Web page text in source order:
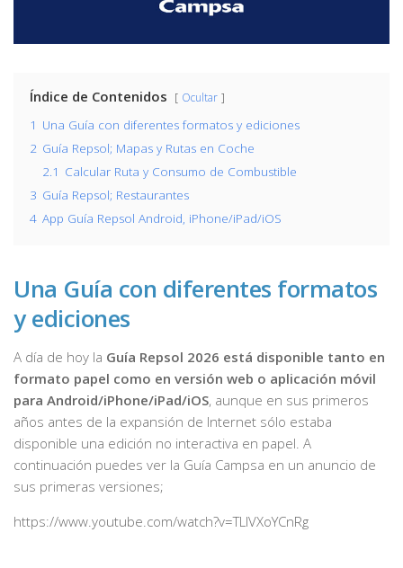
Índice de Contenidos Ocultar
1 Una Guía con diferentes formatos y ediciones
2 Guía Repsol; Mapas y Rutas en Coche
2.1 Calcular Ruta y Consumo de Combustible
3 Guía Repsol; Restaurantes
4 App Guía Repsol Android, iPhone/iPad/iOS
Una Guía con diferentes formatos
y ediciones
A día de hoy la Guía Repsol 2026 está disponible tanto en
formato papel como en versión web o aplicación móvil
para Android/iPhone/iPad/iOS, aunque en sus primeros
años antes de la expansión de Internet sólo estaba
disponible una edición no interactiva en papel. A
continuación puedes ver la Guía Campsa en un anuncio de
sus primeras versiones;
https://www.youtube.com/watch?v=TLlVXoYCnRg